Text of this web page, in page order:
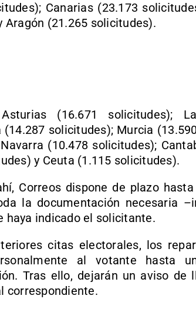
Canarias (23.173
Aragón (21.265 solicitudes).
(16.671 solicitudes);
(14.287 solicitudes); Murcia
(10.478 solicitudes);
y Ceuta (1.115 solicitudes).
Correos dispone de plazo
la documentación necesaria
haya indicado el solicitante.
citas electorales, los
al votante hasta
Tras ello, dejarán un aviso de
correspondiente.